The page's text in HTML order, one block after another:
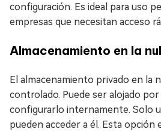
configuración. Es ideal para uso
empresas que necesitan acceso
Almacenamiento en la
El almacenamiento privado en la
controlado. Puede ser alojado
configurarlo internamente. Solo
pueden acceder a él. Esta opción